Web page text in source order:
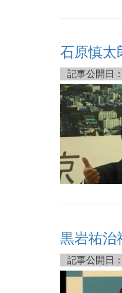
石原慎太
記事公開日：
黒岩祐治
記事公開日：